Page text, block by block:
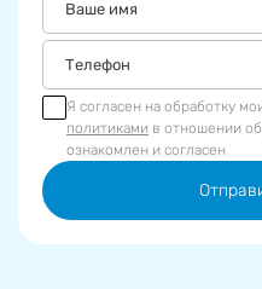
Я согласен на обработку
политиками в отношении
ознакомлен и согласен